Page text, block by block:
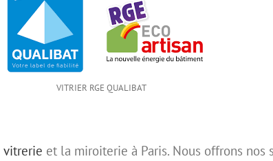
VITRIER RGE QUALIBAT
vitrerie et la miroiterie à Paris. Nous offrons